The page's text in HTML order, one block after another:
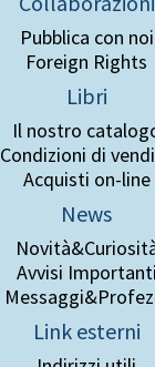
Pubblica con noi
Foreign Rights
Libri
Il nostro
Condizioni di
Acquisti on-line
News
Avvisi Importanti
Link esterni